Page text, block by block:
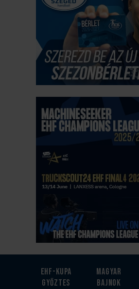
EHF-Kupa
győztes
Magyar
bajnok